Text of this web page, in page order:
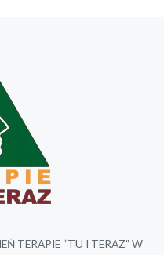
TERAPIE “TU I TERAZ” W